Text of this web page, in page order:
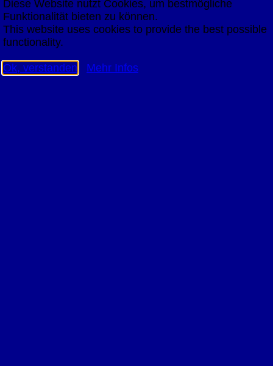
Diese Website nutzt Cookies, um bestmögliche
Funktionalität bieten zu können.
This website uses cookies to provide the best possible
functionality.
Ok, verstanden Mehr Infos